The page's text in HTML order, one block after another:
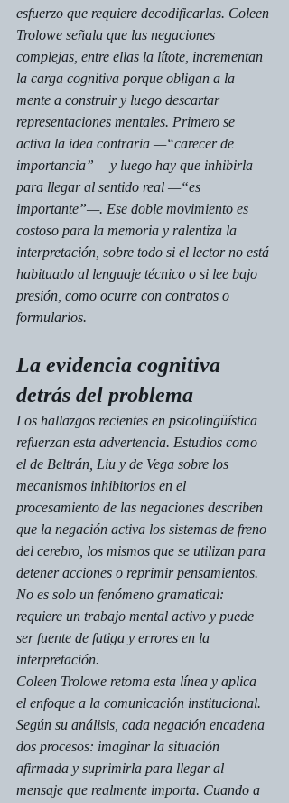
esfuerzo que requiere decodificarlas. Coleen
Trolowe señala que las negaciones
complejas, entre ellas la lítote, incrementan
la carga cognitiva porque obligan a la
mente a construir y luego descartar
representaciones mentales. Primero se
activa la idea contraria —“carecer de
importancia”— y luego hay que inhibirla
para llegar al sentido real —“es
importante”—. Ese doble movimiento es
costoso para la memoria y ralentiza la
interpretación, sobre todo si el lector no está
habituado al lenguaje técnico o si lee bajo
presión, como ocurre con contratos o
formularios.
La evidencia cognitiva
detrás del problema
Los hallazgos recientes en psicolingüística
refuerzan esta advertencia. Estudios como
el de Beltrán, Liu y de Vega sobre los
mecanismos inhibitorios en el
procesamiento de las negaciones describen
que la negación activa los sistemas de freno
del cerebro, los mismos que se utilizan para
detener acciones o reprimir pensamientos.
No es solo un fenómeno gramatical:
requiere un trabajo mental activo y puede
ser fuente de fatiga y errores en la
interpretación.
Coleen Trolowe retoma esta línea y aplica
el enfoque a la comunicación institucional.
Según su análisis, cada negación encadena
dos procesos: imaginar la situación
afirmada y suprimirla para llegar al
mensaje que realmente importa. Cuando a